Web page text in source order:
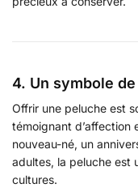
4. Un symbole
Offrir une peluche est
témoignant d’affection
nouveau-né, un
adultes, la peluche est
cultures.